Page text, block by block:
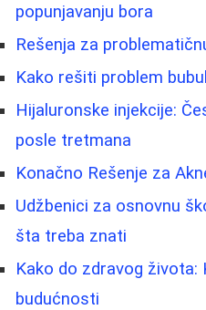
popunjavanju bora
Rešenja za
Kako rešiti problem
Hijaluronske injekcije:
posle tretmana
Konačno Rešenje za
Udžbenici za osnovnu
šta treba znati
Kako do zdravog života:
budućnosti